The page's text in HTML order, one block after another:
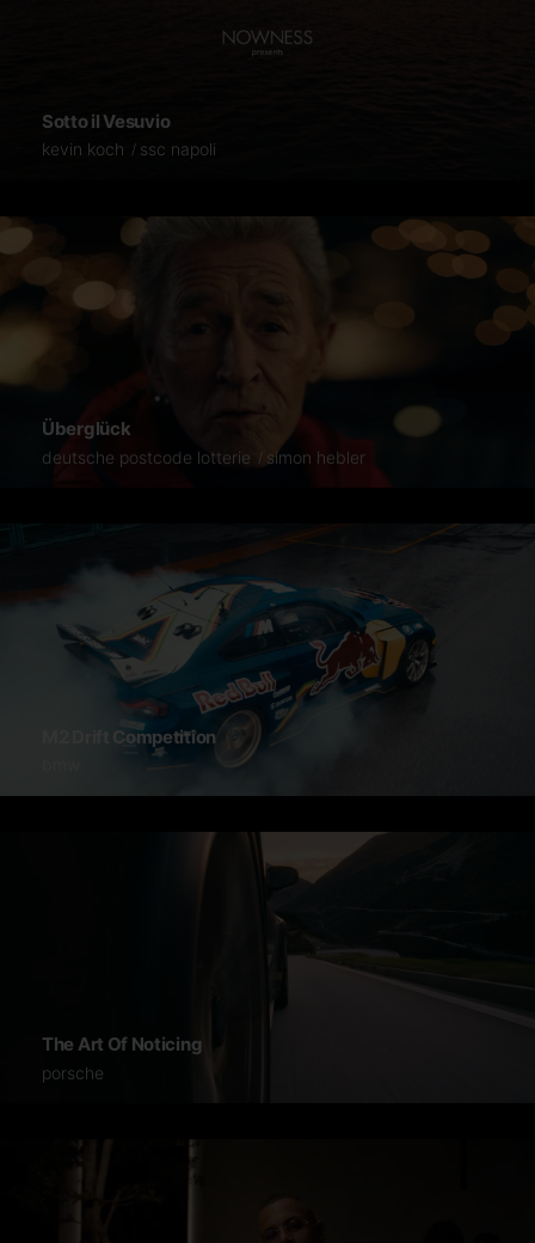
Sotto il Vesuvio
kevin koch ssc napoli
Überglück
deutsche postcode lotterie simon hebler
M2 Drift Competition
The Art Of Noticing
porsche